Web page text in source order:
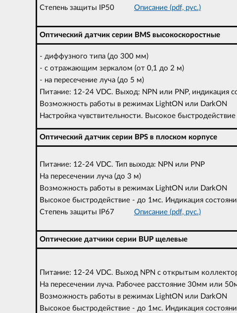
Степень защиты IP50 Описание (pdf, рус.)
Оптический датчик серии BMS высокоскоростные
- диффузного типа (до 300 мм)
- с отражающим зеркалом (от 0,1 до 2 м)
- на пересечение луча (до 5 м)
Питание: 12-24 VDC. Выход: NPN или PNP, индикация
Возможность работы в режимах LightON или DarkON
Настройка чувствительности. Высокое
Оптический датчик серии BPS в плоском корпусе
Питание: 12-24 VDC. Тип выхода: NPN или PNP
На пересечении луча (до 3 м)
Возможность работы в режимах LightON или DarkON
Высокое быстродействие - до 1мс. Индикация
Степень защиты IP67 Описание (pdf, рус.)
Оптические датчики серии BUP щелевые
Питание: 12-24 VDC. Выход NPN с открытым
На пересечении луча. Рабочее расстояние 30мм или
Возможность работы в режимах LightON или DarkON
Высокое быстродействие - до 1мс. Индикация